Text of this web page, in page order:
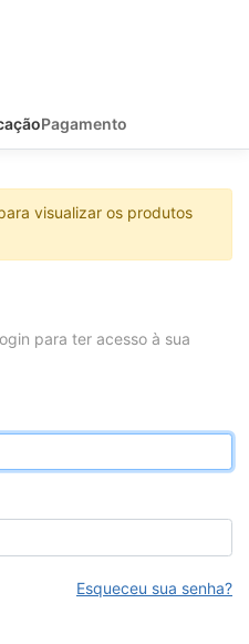
Pagamento
visualizar os produtos
para ter acesso à sua
Esqueceu sua senha?